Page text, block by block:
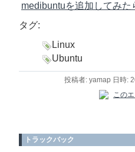
medibuntuを追加してみ
タグ:
Linux
Ubuntu
投稿者: yamap 日時:
トラックバック